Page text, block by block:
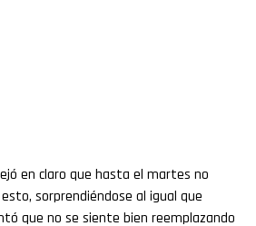
en claro que hasta el martes no
sorprendiéndose al igual que
que no se siente bien reemplazando